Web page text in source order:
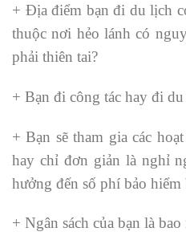
+ Địa điểm bạn đi du lịch
thuộc nơi hẻo lánh có
phải thiên tai?
+ Bạn đi công tác hay đi
+ Bạn sẽ tham gia các
hay chỉ đơn giản là nghỉ
hưởng đến số phí bảo hiểm
+ Ngân sách của bạn là bao